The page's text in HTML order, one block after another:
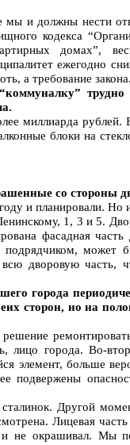
и должны нести
кодекса
домах”,
ежегодно
а требование закона.
трудно
миллиарда рублей.
блоки на
со стороны
и планировали. Но
1, 3 и 5.
фасадная
может
дворовую часть,
города
сторон, но на
лицо города. Во-
элемент, больше
подвержены
Другой
Лицевая
не окрашивал. Мы